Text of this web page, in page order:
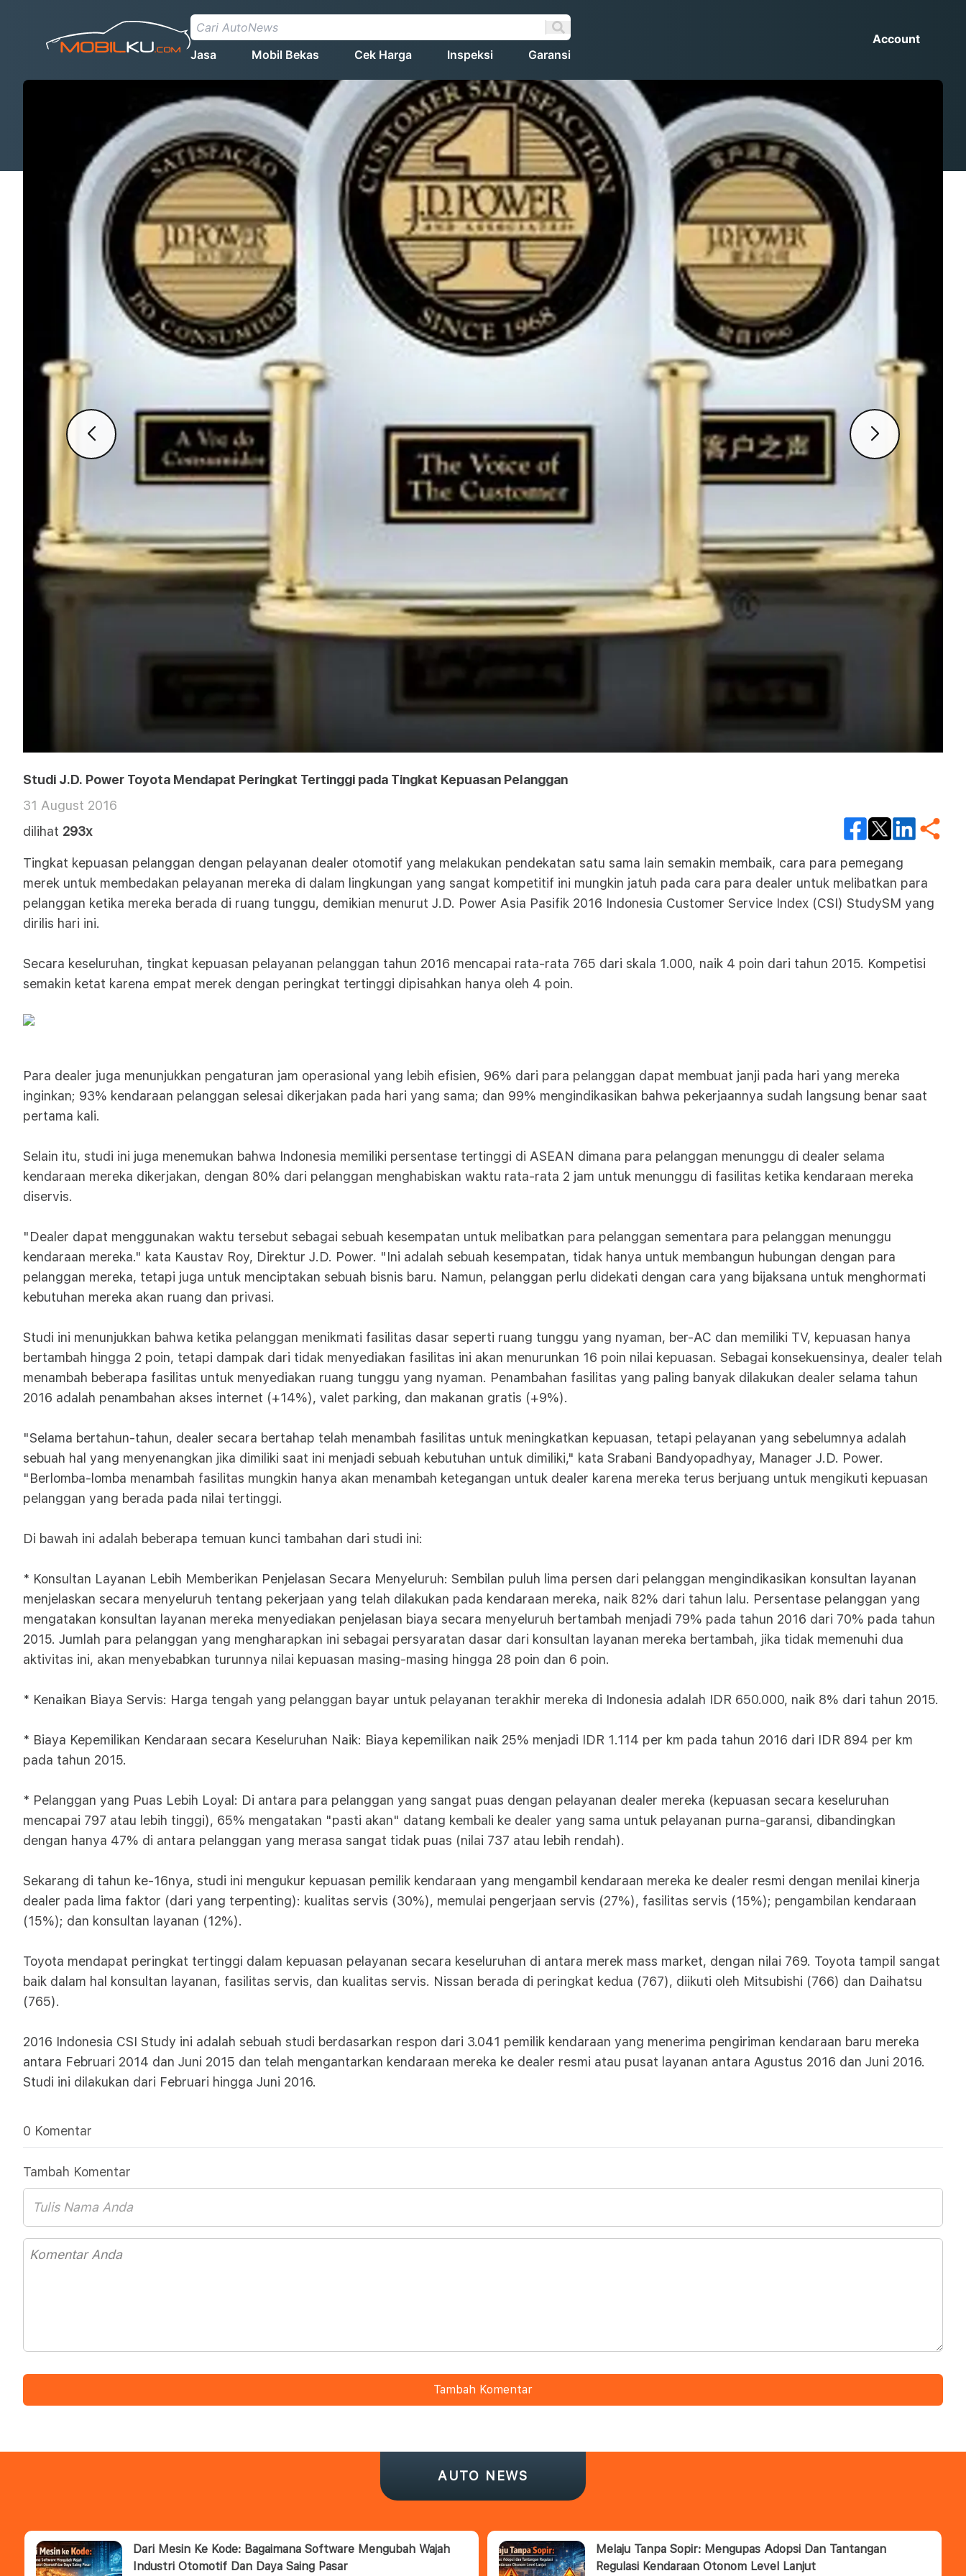
Jasa Mobil Bekas Cek Harga Inspeksi Garansi
Account
Studi J.D. Power Toyota Mendapat Peringkat Tertinggi pada Tingkat Kepuasan Pelanggan
31 August 2016
dilihat 293x
Tingkat kepuasan pelanggan dengan pelayanan dealer otomotif yang melakukan pendekatan satu sama lain semakin membaik, cara para pemegang
merek untuk membedakan pelayanan mereka di dalam lingkungan yang sangat kompetitif ini mungkin jatuh pada cara para dealer untuk melibatkan para
pelanggan ketika mereka berada di ruang tunggu, demikian menurut J.D. Power Asia Pasifik 2016 Indonesia Customer Service Index (CSI) StudySM yang
dirilis hari ini.
Secara keseluruhan, tingkat kepuasan pelayanan pelanggan tahun 2016 mencapai rata-rata 765 dari skala 1.000, naik 4 poin dari tahun 2015. Kompetisi
semakin ketat karena empat merek dengan peringkat tertinggi dipisahkan hanya oleh 4 poin.
Para dealer juga menunjukkan pengaturan jam operasional yang lebih efisien, 96% dari para pelanggan dapat membuat janji pada hari yang mereka
inginkan; 93% kendaraan pelanggan selesai dikerjakan pada hari yang sama; dan 99% mengindikasikan bahwa pekerjaannya sudah langsung benar saat
pertama kali.
Selain itu, studi ini juga menemukan bahwa Indonesia memiliki persentase tertinggi di ASEAN dimana para pelanggan menunggu di dealer selama
kendaraan mereka dikerjakan, dengan 80% dari pelanggan menghabiskan waktu rata-rata 2 jam untuk menunggu di fasilitas ketika kendaraan mereka
diservis.
"Dealer dapat menggunakan waktu tersebut sebagai sebuah kesempatan untuk melibatkan para pelanggan sementara para pelanggan menunggu
kendaraan mereka." kata Kaustav Roy, Direktur J.D. Power. "Ini adalah sebuah kesempatan, tidak hanya untuk membangun hubungan dengan para
pelanggan mereka, tetapi juga untuk menciptakan sebuah bisnis baru. Namun, pelanggan perlu didekati dengan cara yang bijaksana untuk menghormati
kebutuhan mereka akan ruang dan privasi.
Studi ini menunjukkan bahwa ketika pelanggan menikmati fasilitas dasar seperti ruang tunggu yang nyaman, ber-AC dan memiliki TV, kepuasan hanya
bertambah hingga 2 poin, tetapi dampak dari tidak menyediakan fasilitas ini akan menurunkan 16 poin nilai kepuasan. Sebagai konsekuensinya, dealer telah
menambah beberapa fasilitas untuk menyediakan ruang tunggu yang nyaman. Penambahan fasilitas yang paling banyak dilakukan dealer selama tahun
2016 adalah penambahan akses internet (+14%), valet parking, dan makanan gratis (+9%).
"Selama bertahun-tahun, dealer secara bertahap telah menambah fasilitas untuk meningkatkan kepuasan, tetapi pelayanan yang sebelumnya adalah
sebuah hal yang menyenangkan jika dimiliki saat ini menjadi sebuah kebutuhan untuk dimiliki," kata Srabani Bandyopadhyay, Manager J.D. Power.
"Berlomba-lomba menambah fasilitas mungkin hanya akan menambah ketegangan untuk dealer karena mereka terus berjuang untuk mengikuti kepuasan
pelanggan yang berada pada nilai tertinggi.
Di bawah ini adalah beberapa temuan kunci tambahan dari studi ini:
* Konsultan Layanan Lebih Memberikan Penjelasan Secara Menyeluruh: Sembilan puluh lima persen dari pelanggan mengindikasikan konsultan layanan
menjelaskan secara menyeluruh tentang pekerjaan yang telah dilakukan pada kendaraan mereka, naik 82% dari tahun lalu. Persentase pelanggan yang
mengatakan konsultan layanan mereka menyediakan penjelasan biaya secara menyeluruh bertambah menjadi 79% pada tahun 2016 dari 70% pada tahun
2015. Jumlah para pelanggan yang mengharapkan ini sebagai persyaratan dasar dari konsultan layanan mereka bertambah, jika tidak memenuhi dua
aktivitas ini, akan menyebabkan turunnya nilai kepuasan masing-masing hingga 28 poin dan 6 poin.
* Kenaikan Biaya Servis: Harga tengah yang pelanggan bayar untuk pelayanan terakhir mereka di Indonesia adalah IDR 650.000, naik 8% dari tahun 2015.
* Biaya Kepemilikan Kendaraan secara Keseluruhan Naik: Biaya kepemilikan naik 25% menjadi IDR 1.114 per km pada tahun 2016 dari IDR 894 per km
pada tahun 2015.
* Pelanggan yang Puas Lebih Loyal: Di antara para pelanggan yang sangat puas dengan pelayanan dealer mereka (kepuasan secara keseluruhan
mencapai 797 atau lebih tinggi), 65% mengatakan "pasti akan" datang kembali ke dealer yang sama untuk pelayanan purna-garansi, dibandingkan
dengan hanya 47% di antara pelanggan yang merasa sangat tidak puas (nilai 737 atau lebih rendah).
Sekarang di tahun ke-16nya, studi ini mengukur kepuasan pemilik kendaraan yang mengambil kendaraan mereka ke dealer resmi dengan menilai kinerja
dealer pada lima faktor (dari yang terpenting): kualitas servis (30%), memulai pengerjaan servis (27%), fasilitas servis (15%); pengambilan kendaraan
(15%); dan konsultan layanan (12%).
Toyota mendapat peringkat tertinggi dalam kepuasan pelayanan secara keseluruhan di antara merek mass market, dengan nilai 769. Toyota tampil sangat
baik dalam hal konsultan layanan, fasilitas servis, dan kualitas servis. Nissan berada di peringkat kedua (767), diikuti oleh Mitsubishi (766) dan Daihatsu
(765).
2016 Indonesia CSI Study ini adalah sebuah studi berdasarkan respon dari 3.041 pemilik kendaraan yang menerima pengiriman kendaraan baru mereka
antara Februari 2014 dan Juni 2015 dan telah mengantarkan kendaraan mereka ke dealer resmi atau pusat layanan antara Agustus 2016 dan Juni 2016.
Studi ini dilakukan dari Februari hingga Juni 2016.
0 Komentar
Tambah Komentar
Tambah Komentar
AUTO NEWS
Dari Mesin Ke Kode: Bagaimana Software Mengubah Wajah
Industri Otomotif Dan Daya Saing Pasar
Melaju Tanpa Sopir: Mengupas Adopsi Dan Tantangan
Regulasi Kendaraan Otonom Level Lanjut